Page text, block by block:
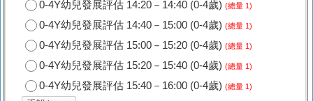
0-4Y幼兒發展評估 14:20－14:40 (0-4歲) (總量 1)
0-4Y幼兒發展評估 14:40－15:00 (0-4歲) (總量 1)
0-4Y幼兒發展評估 15:00－15:20 (0-4歲) (總量 1)
0-4Y幼兒發展評估 15:20－15:40 (0-4歲) (總量 1)
0-4Y幼兒發展評估 15:40－16:00 (0-4歲) (總量 1)